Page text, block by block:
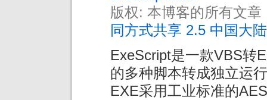
版权: 本博客的所有文章
同方式共享 2.5 中国大陆
ExeScript是一款VBS转
的多种脚本转成独立运
EXE采用工业标准的